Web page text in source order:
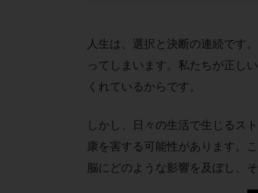
人生は、選択と決断の連続です
ってしまいます。私たちが正し
くれているからです。
しかし、日々の生活で生じるス
康を害する可能性があります。
脳にどのような影響を及ぼし、